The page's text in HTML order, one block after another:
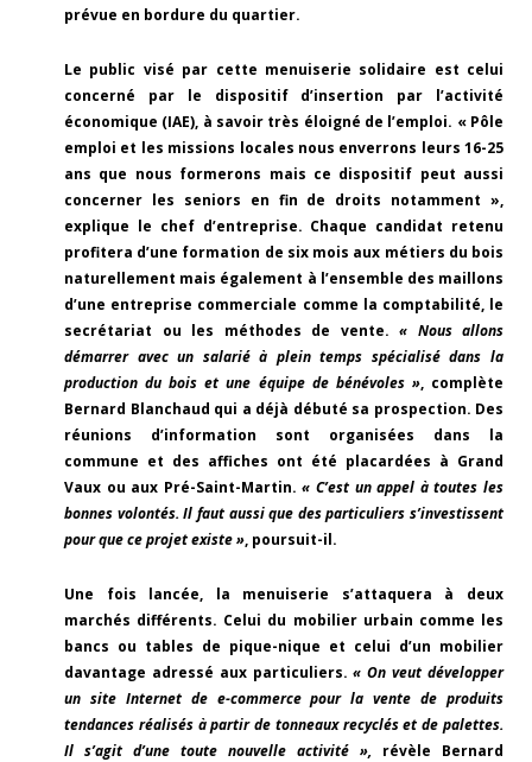
prévue en bordure du quartier.
Le public visé par cette menuiserie solidaire est celui
concerné par le dispositif d’insertion par l’activité
économique (IAE), à savoir très éloigné de l’emploi. « Pôle
emploi et les missions locales nous enverrons leurs 16-25
ans que nous formerons mais ce dispositif peut aussi
concerner les seniors en fin de droits notamment »,
explique le chef d’entreprise. Chaque candidat retenu
profitera d’une formation de six mois aux métiers du bois
naturellement mais également à l’ensemble des maillons
d’une entreprise commerciale comme la comptabilité, le
secrétariat ou les méthodes de vente. « Nous allons
démarrer avec un salarié à plein temps spécialisé dans la
production du bois et une équipe de bénévoles », complète
Bernard Blanchaud qui a déjà débuté sa prospection. Des
réunions d’information sont organisées dans la
commune et des affiches ont été placardées à Grand
Vaux ou aux Pré-Saint-Martin.« C’est un appel à toutes les
bonnes volontés. Il faut aussi que des particuliers s’investissent
pour que ce projet existe », poursuit-il.
Une fois lancée, la menuiserie s’attaquera à deux
marchés différents. Celui du mobilier urbain comme les
bancs ou tables de pique-nique et celui d’un mobilier
davantage adressé aux particuliers.« On veut développer
un site Internet de e-commerce pour la vente de produits
tendances réalisés à partir de tonneaux recyclés et de palettes.
Il s’agit d’une toute nouvelle activité », révèle Bernard